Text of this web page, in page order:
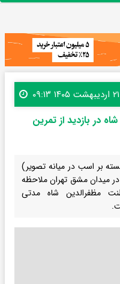
۲۱ اردیبهشت ۱۴۰۵ ۰۹:۱۳
در بازدید از تمرین
بر اسب در میانه تصویر)
در میدان مشق تهران ملاحظه
مظفرالدین شاه مدتی